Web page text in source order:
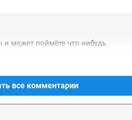
и может поймёте что нибудь
все комментарии